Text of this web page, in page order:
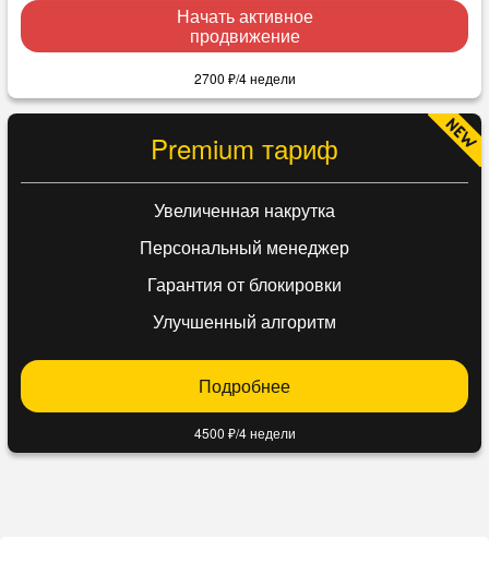
Начать активное
продвижение
2700 ₽/4 недели
Premium тариф
Увеличенная накрутка
Персональный менеджер
Гарантия от блокировки
Улучшенный алгоритм
Подробнее
4500 ₽/4 недели